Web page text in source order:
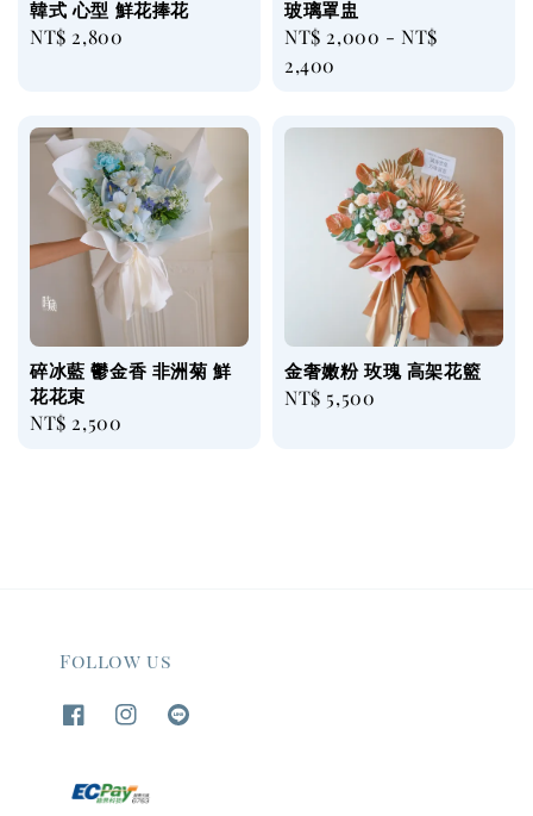
韓式 心型 鮮花捧花
Regular
NT$ 2,800
玻璃罩盅
Regular
price
NT$ 2,000 -NT$
2,400
碎冰藍 鬱金香 非洲菊 鮮
花花束
Regular
NT$ 2,500
金奢嫩粉 玫瑰 高架花籃
Regular
NT$ 5,500
Follow us